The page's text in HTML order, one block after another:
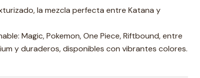
la mezcla perfecta entre Katana y
Magic, Pokemon, One Piece, Riftbound, entre
y duraderos, disponibles con vibrantes colores.